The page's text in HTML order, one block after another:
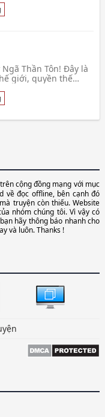
Tàn Tuyết
Thần Tôn! Đây là
giới, quyền thế
cộng đồng mạng với mục
về đọc offline, bên cạnh đó
truyện còn thiếu. Website
nhóm chúng tôi. Vì vậy có
hãy thông báo nhanh cho
và luôn. Thanks !